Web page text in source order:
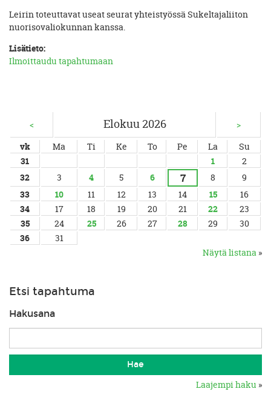
Leirin toteuttavat useat seurat yhteistyössä Sukeltajaliiton
nuorisovaliokunnan kanssa.
Lisätieto:
Ilmoittaudu tapahtumaan
< Elokuu 2026
>
vk
Ma Ti Ke To Pe La
Su
31
1
2
32
3 4 5 6 7 8
9
33
10 11 12 13 14 15
16
34
17 18 19 20 21 22
23
35
24 25 26 27 28 29
30
36
31
Näytä listana »
Etsi tapahtuma
Hakusana
Laajempi haku »